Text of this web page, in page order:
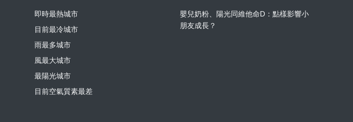
即時最熱城市
目前最冷城市
雨最多城市
風最大城市
最陽光城市
目前空氣質素最差
嬰兒奶粉、陽光同維他命D：點樣影響小
朋友成長？